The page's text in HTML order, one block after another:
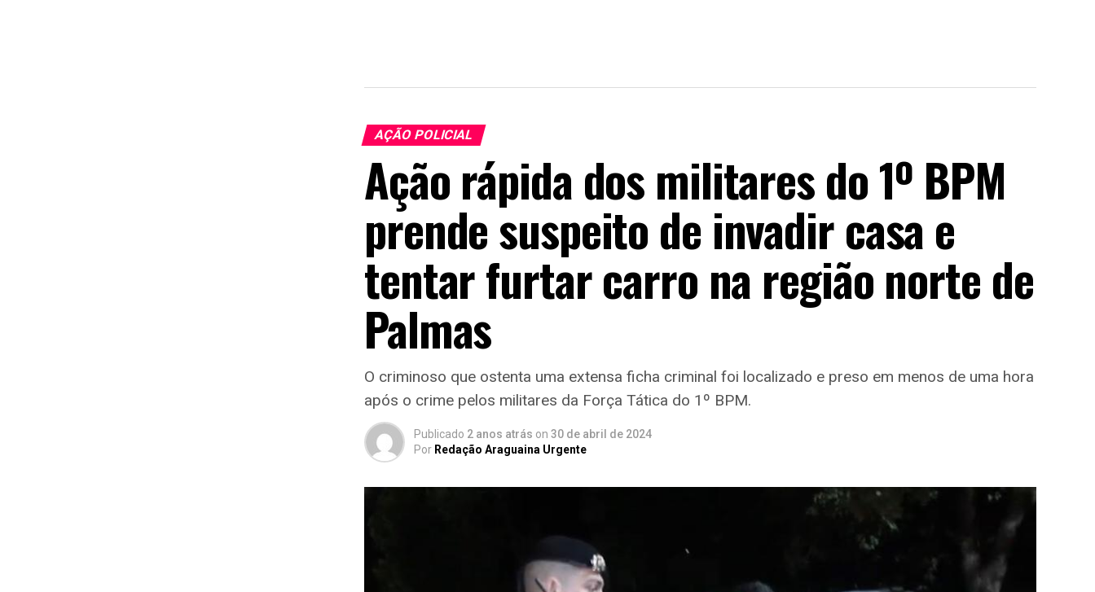
AÇÃO POLICIAL
Ação rápida dos militares do 1º BPM
prende suspeito de invadir casa e
tentar furtar carro na região norte de
Palmas
O criminoso que ostenta uma extensa ficha criminal foi localizado e preso em menos de uma hora
após o crime pelos militares da Força Tática do 1º BPM.
Publicado 2 anos atrás on 30 de abril de 2024
Por Redação Araguaina Urgente